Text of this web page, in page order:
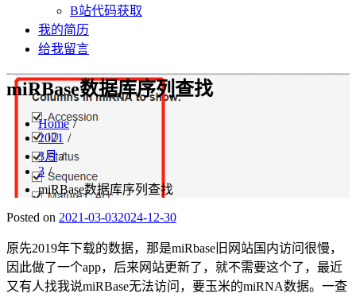
B站代码获取
我的简历
给我留言
miRBase数据库序列查找
Home
2021
3月
3
miRBase数据库序列查找
Posted on 2021-03-032024-12-30
原先2019年下载的数据，那是miRbase旧网站国内访问很慢，
因此做了一个app，后来网站更新了，就不需要这个了，最近
又有人找我说miRBase无法访问，要玉米的miRNA数据。一查